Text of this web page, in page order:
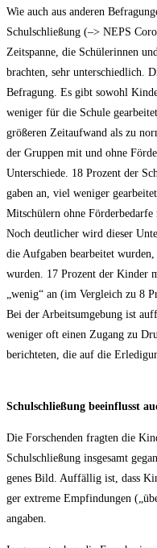
Wie auch aus ande­ren
Schul­schlie­ßung (–> NEPS
Zeit­span­ne, die Schü­le­rin­nen
brach­ten, sehr unter­schied­lich.
Befra­gung. Es gibt sowohl
weni­ger für die Schu­le
grö­ße­ren Zeit­auf­wand als zu
der Grup­pen mit und ohne
Unter­schie­de. 18 Pro­zent der
gaben an, viel weni­ger
Mit­schü­lern ohne För­der­be­dar­fe
Noch deut­li­cher wird die­ser
die Auf­ga­ben bear­bei­tet
wur­den. 17 Pro­zent der Kin­der
„wenig“ an (im Ver­gleich zu 8
Bei der Arbeits­um­ge­bung ist
weni­ger oft einen Zugang zu
berich­te­ten, die auf die
Schul­schlie­ßung beein­flusst
Die For­schen­den frag­ten die
Schul­schlie­ßung ins­ge­samt
ge­nes Bild. Auf­fäl­lig ist, dass
ger extre­me Emp­fin­dun­gen
angaben.